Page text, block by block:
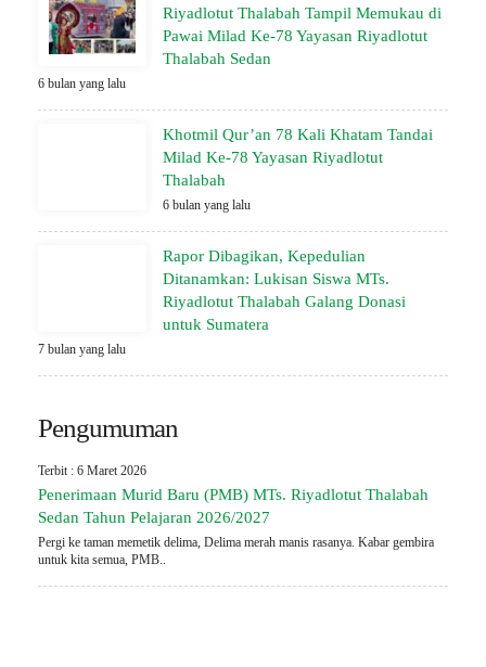
Riyadlotut Thalabah Tampil Memukau di
Pawai Milad Ke-78 Yayasan Riyadlotut
Thalabah Sedan
6 bulan yang lalu
Khotmil Qur’an 78 Kali Khatam Tandai
Milad Ke-78 Yayasan Riyadlotut
Thalabah
6 bulan yang lalu
Rapor Dibagikan, Kepedulian
Ditanamkan: Lukisan Siswa MTs.
Riyadlotut Thalabah Galang Donasi
untuk Sumatera
7 bulan yang lalu
Pengumuman
Terbit : 6 Maret 2026
Penerimaan Murid Baru (PMB) MTs. Riyadlotut Thalabah
Sedan Tahun Pelajaran 2026/2027
Pergi ke taman memetik delima, Delima merah manis rasanya. Kabar gembira
untuk kita semua, PMB..